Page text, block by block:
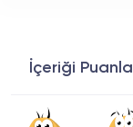
İçeriği Puanla